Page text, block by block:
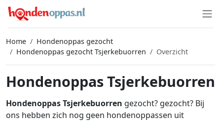
Home
Hondenoppas gezocht
Hondenoppas gezocht Tsjerkebuorren
Overzicht
Hondenoppas Tsjerkebuorren
Hondenoppas Tsjerkebuorren gezocht? gezocht? Bij
ons hebben zich nog geen hondenoppassen uit